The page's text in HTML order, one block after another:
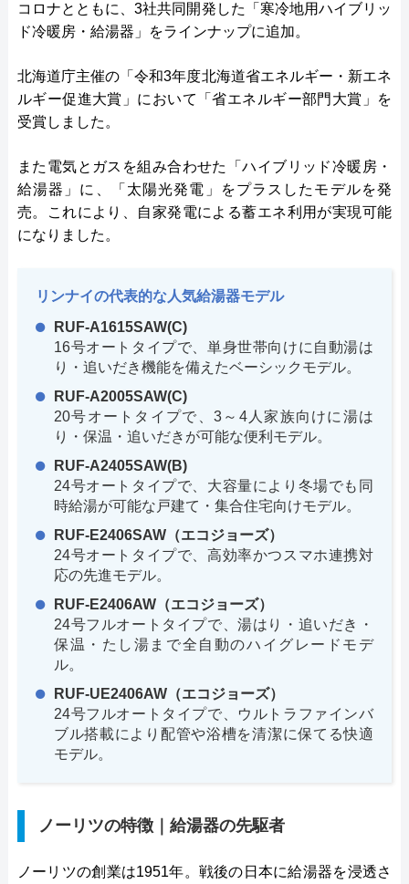
コロナとともに、3社共同開発した「寒冷地用ハイブリッ
ド冷暖房・給湯器」をラインナップに追加。
北海道庁主催の「令和3年度北海道省エネルギー・新エネ
ルギー促進大賞」において「省エネルギー部門大賞」を
受賞しました。
また電気とガスを組み合わせた「ハイブリッド冷暖房・
給湯器」に、「太陽光発電」をプラスしたモデルを発
売。これにより、自家発電による蓄エネ利用が実現可能
になりました。
リンナイの代表的な人気給湯器モデル
RUF-A1615SAW(C)
16号オートタイプで、単身世帯向けに自動湯は
り・追いだき機能を備えたベーシックモデル。
RUF-A2005SAW(C)
20号オートタイプで、3～4人家族向けに湯は
り・保温・追いだきが可能な便利モデル。
RUF-A2405SAW(B)
24号オートタイプで、大容量により冬場でも同
時給湯が可能な戸建て・集合住宅向けモデル。
RUF-E2406SAW（エコジョーズ）
24号オートタイプで、高効率かつスマホ連携対
応の先進モデル。
RUF-E2406AW（エコジョーズ）
24号フルオートタイプで、湯はり・追いだき・
保温・たし湯まで全自動のハイグレードモデ
ル。
RUF-UE2406AW（エコジョーズ）
24号フルオートタイプで、ウルトラファインバ
ブル搭載により配管や浴槽を清潔に保てる快適
モデル。
ノーリツの特徴｜給湯器の先駆者
ノーリツの創業は1951年。戦後の日本に給湯器を浸透さ